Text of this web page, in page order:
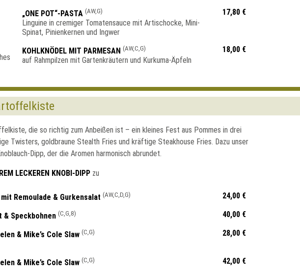
„ONE POT“-PASTA (AW,G)
Linguine in cremiger Tomatensauce mit Artischocke, Mini-
Spinat, Pinienkernen und Ingwer
17,80 €
KOHLKNÖDEL MIT PARMESAN (AW,C,G)
auf Rahmpilzen mit Gartenkräutern und Kurkuma-Äpfeln
18,00 €
die so richtig zum Anbeißen ist – ein kleines Fest aus Pommes in drei
Twisters, goldbraune Stealth Fries und kräftige Steakhouse Fries. Dazu unser
Dipp, der die Aromen harmonisch abrundet.
LECKEREN KNOBI-DIPP zu
Remoulade & Gurkensalat (AW,C,D,G) 24,00 €
& Speckbohnen (C,G,8) 40,00 €
& Mike’s Cole Slaw (C,G) 28,00 €
& Mike’s Cole Slaw (C,G) 42,00 €